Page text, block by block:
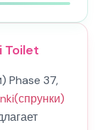
Toilet
Phase 37,